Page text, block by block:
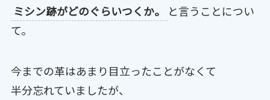
ミシン跡がどのぐらいつくか。
と言うことについ
て。
今までの革はあまり目立ったことがなくて
半分忘れていましたが、